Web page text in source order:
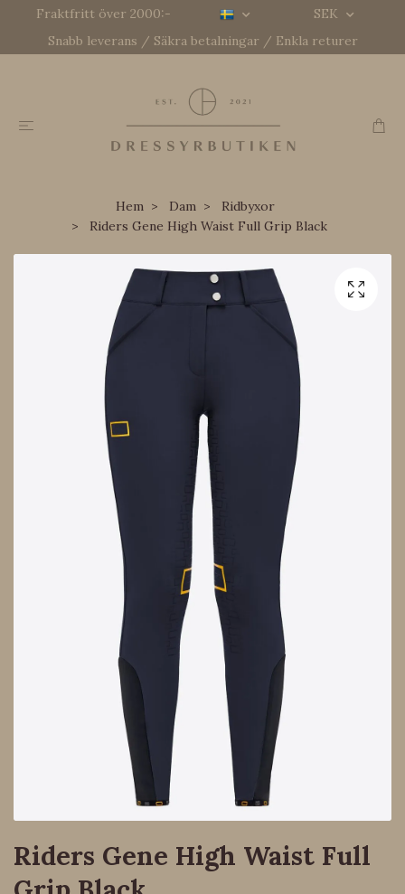
Fraktfritt över 2000:-
SEK
Snabb leverans / Säkra betalningar / Enkla returer
Hem Dam
Ridbyxor
Riders Gene High Waist Full Grip Black
Riders Gene High Waist Full